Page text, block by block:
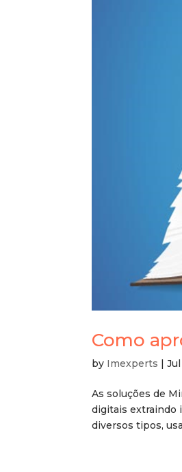
Como
by Imexperts |
As soluções de
digitais extraindo
diversos tipos,